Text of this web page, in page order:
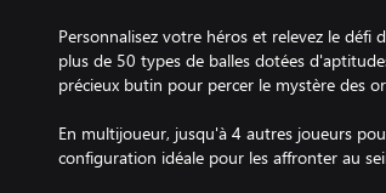
Personnalisez votre héros et relevez le
plus de 50 types de balles dotées
précieux butin pour percer le mystère des
En multijoueur, jusqu'à 4 autres joueurs
configuration idéale pour les affronter au